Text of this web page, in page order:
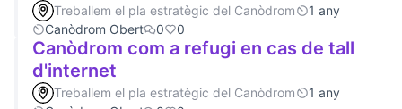
Treballem el pla estratègic del Canòdrom
1 any
Canòdrom Obert
0 0
Canòdrom com a refugi en cas de tall
d'internet
Treballem el pla estratègic del Canòdrom
1 any